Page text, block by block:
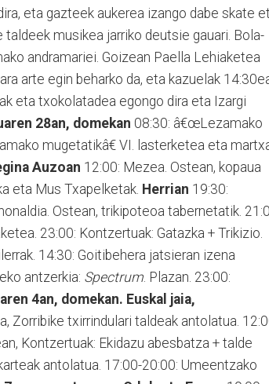
eta gazteek aukerea izango dabe skate
musikea jarriko deutsie gauari. Bola-
andramariei. Goizean Paella Lehiaketea
arte egin beharko da, eta kazuelak
eta txokolatadea egongo dira eta Izargi
28an, domekan 08:30: â€œLezamako
mugetatikâ€ VI. lasterketea eta
Auzoan 12:00: Mezea. Ostean, kopaua
eta Mus Txapelketak. Herrian 19:30:
Ostean, trikipoteoa tabernetatik.
23:00: Kontzertuak: Gatazka + Trikizio.
14:30: Goitibehera jatsieran izena
antzerkia: Spectrum . Plazan. 23:00:
4an, domekan. Euskal jaia,
Zorribike txirrindulari taldeak antolatua.
Kontzertuak: Ekidazu abesbatza + talde
antolatua. 17:00-20:00: Umeentzako